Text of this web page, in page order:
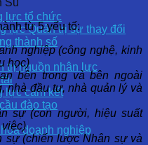
lực tổ chức
lực Quản trị sự thay đổi
thành số
trị nguồn nhân lực
lực cam kết
đào tạo
doanh nghiệp
từ 5 yếu tố:
nghiệp (công nghệ, kinh
học)
bên trong và bên ngoài
nhà đầu tư, nhà quản lý và
sự (con người, hiệu suất
việc)
sự (chiến lược Nhân sự và